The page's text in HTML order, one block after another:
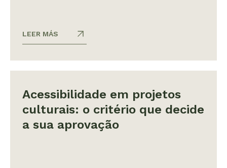
LEER MÁS
Acessibilidade em projetos
culturais: o critério que decide
a sua aprovação